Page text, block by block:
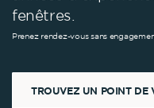
fenêtres.
Prenez rendez-vous sans
TROUVEZ UN POINT DE